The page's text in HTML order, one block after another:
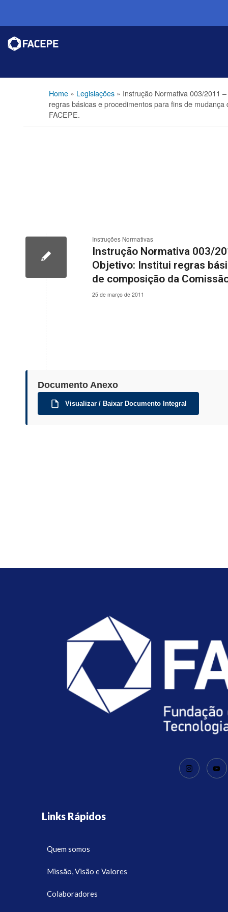
Home» Legislações» Instrução Normativa 003/2011
regras básicas e procedimentos para fins de
FACEPE.
Instruções Normativas
Instrução Normativa 003/
Objetivo: Institui regras
de composição da
25 de março de 2011
Documento Anexo
Visualizar / Baixar Documento Integral
Links Rápidos
Quem somos
Missão, Visão e Valores
Colaboradores